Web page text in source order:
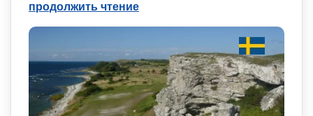
продолжить чтение